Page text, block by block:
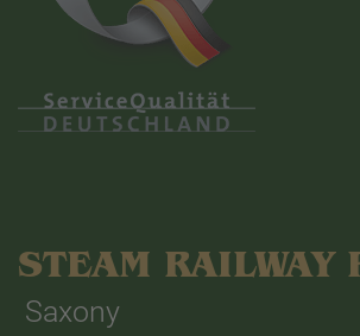
STEAM RAILWAY
Saxony